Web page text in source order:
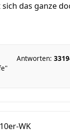
das ganze
Antworten:
WK